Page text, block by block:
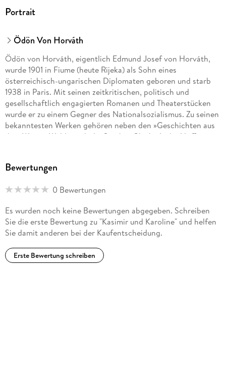
Portrait
Ödön Von Horváth
Ödön von Horváth, eigentlich Edmund Josef von Horváth,
wurde 1901 in Fiume (heute Rijeka) als Sohn eines
österreichisch-ungarischen Diplomaten geboren und starb
1938 in Paris. Mit seinen zeitkritischen, politisch und
gesellschaftlich engagierten Romanen und Theaterstücken
wurde er zu einem Gegner des Nationalsozialismus. Zu seinen
bekanntesten Werken gehören neben den »Geschichten aus
dem Wiener Wald« auch die Stücke »Glaube Liebe Hoffnung«
Bewertungen
0 Bewertungen
Es wurden noch keine Bewertungen abgegeben. Schreiben
Sie die erste Bewertung zu "Kasimir und Karoline" und helfen
Sie damit anderen bei der Kaufentscheidung.
Erste Bewertung schreiben